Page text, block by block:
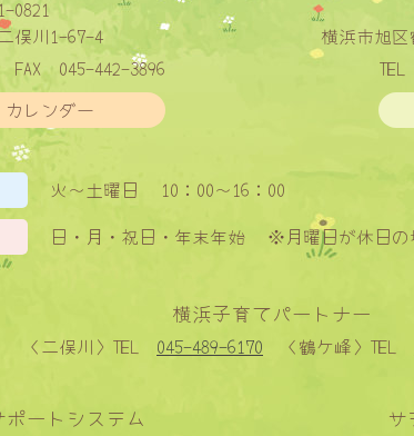
0821
俣川1-67-4
FAX
045-442-3896
レンダー
横浜市旭
TEL
火〜土曜日
10：00〜16：00
日・月・祝日・年末年始 ※月曜日が休日の
横浜子育てパートナー
〈二俣川〉 TEL 045-489-6170 〈鶴ケ峰〉 TEL
ートシステム